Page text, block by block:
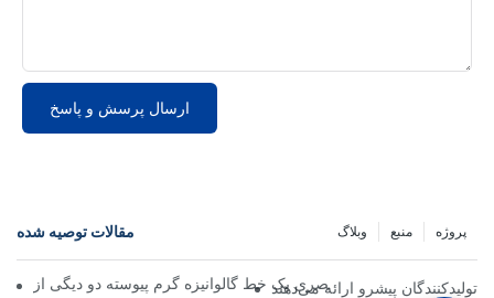
ارسال پرسش و پاسخ
مقالات توصیه شده پروژه منبع وبلاگ
پیشرو ارائه می‌دهند